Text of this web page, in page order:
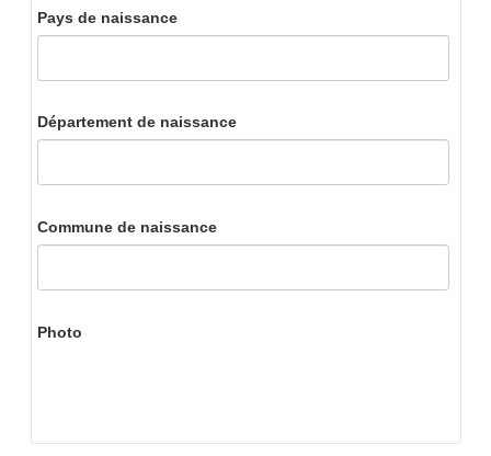
Pays de naissance
Département de naissance
Commune de naissance
Photo